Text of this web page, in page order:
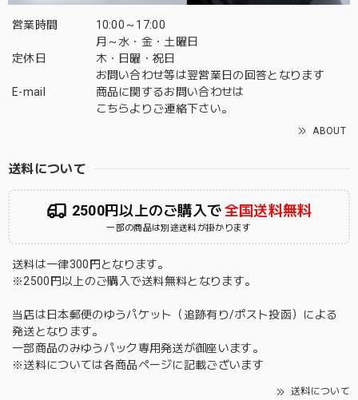
営業時間
10:00～17:00
月～水・金・土曜日
定休日
木・日曜・祝日
お問い合わせ等は翌営業日の回答となります
E-mail
商品に関するお問い合わせは
こちらよりご連絡下さい。
ABOUT
送料について
2500円以上のご購入で全国送料無料
一部の商品は別途送料が掛かります
送料は一律300円となります。
※2500円以上のご購入で送料無料となります。
当店は日本郵便のゆうパケット（追跡有り/ポスト投函）による
発送となります。
一部商品のみゆうパック専用発送が御座います。
※送料については各商品ページに記載ございます
送料について